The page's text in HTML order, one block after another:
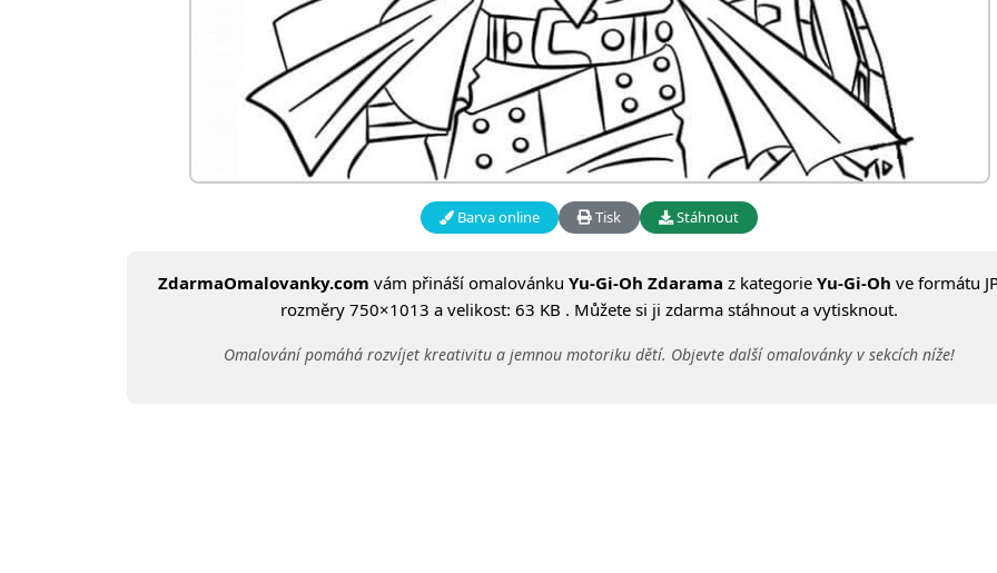
Barva online Tisk Stáhnout
ZdarmaOmalovanky.com vám přináší omalovánku Yu-Gi-Oh Zdarama z kategorie Yu-Gi-Oh ve formátu
rozměry 750×1013 a velikost: 63 KB . Můžete si ji zdarma stáhnout a vytisknout.
Omalování pomáhá rozvíjet kreativitu a jemnou motoriku dětí. Objevte další omalovánky v sekcích níže!